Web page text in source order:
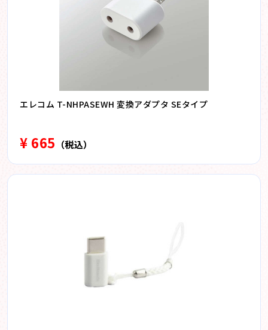
エレコム T-NHPASEWH 変換アダプタ SEタイプ
¥ 665 （税込）